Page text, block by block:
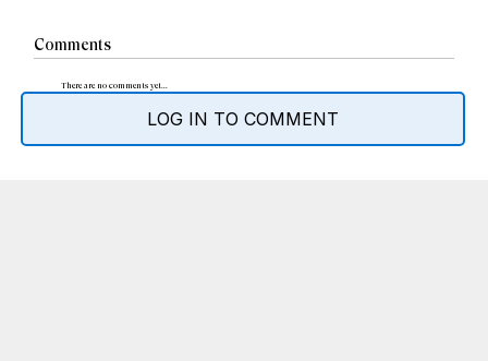
Comments
There are no comments yet...
LOG IN TO COMMENT